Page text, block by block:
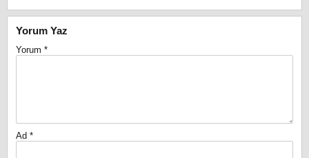
Yorum Yaz
Yorum *
Ad *